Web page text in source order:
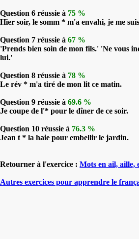
Question 6 réussie à 75 %
Hier soir, le somm * m'a envahi, je me
Question 7 réussie à 67 %
'Prends bien soin de mon fils.' 'Ne vous
lui.'
Question 8 réussie à 78 %
Le rév * m'a tiré de mon lit ce matin.
Question 9 réussie à 69.6 %
Je coupe de l'* pour le dîner de ce soir.
Question 10 réussie à 76.3 %
Jean t * la haie pour embellir le jardin.
Retourner à l'exercice : Mots en ail, aille,
Autres exercices pour apprendre le